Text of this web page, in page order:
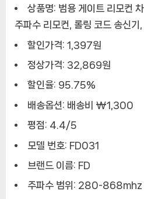
상품명: 범용 게이트 리모컨
주파수 리모컨, 롤링 코드 송
할인가격: 1,397원
정상가격: 32,869원
할인율: 95.75%
배송옵션: 배송비 ₩1,300
평점: 4.4/5
모델 번호: FD031
브랜드 이름: FD
주파수 범위: 280-868mhz